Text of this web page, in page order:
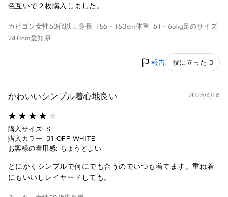
色互いで２枚購入しました。
カビゴン女性60代以上身長: 156 - 160cm体重: 61 - 65kg足のサイズ:
24.0cm愛知県
報告 役に立った 0
かわいいシンプル着心地良い 2025/4/16
購入サイズ: S
購入カラー: 01 OFF WHITE
お客様の着用感: ちょうどよい
とにかくシンプルで何にでも合うのでいつも着てます。重ね着
にもいいしレイヤードしても。